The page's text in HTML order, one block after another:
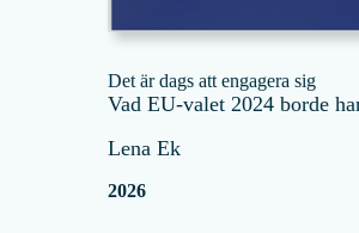
Det är dags att engagera sig
Vad EU-valet 2024 borde
Lena Ek
2026